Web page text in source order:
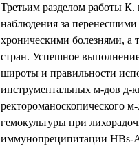
Третьим разделом работы К.
наблюдения за
хроническими болезнями,
стран. Успешное
широты и правильности
инструментальных м-дов д-
ректороманоскопического
гемокультуры при
иммунопреципитации HBs-